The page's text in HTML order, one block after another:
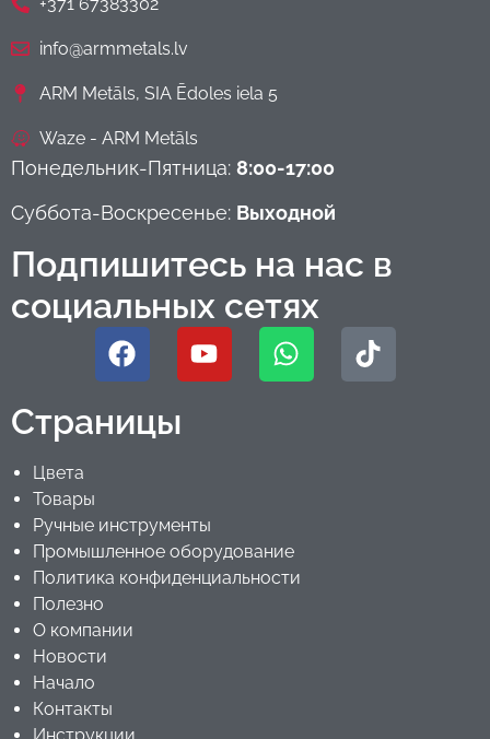
info@armmetals.lv
ARM Metāls, SIA Ēdoles iela 5
Waze - ARM Metāls
Понедельник-Пятница: 8:00-17:00
Суббота-Воскресенье: Выходной
Подпишитесь на нас в
социальных сетях
Страницы
Цвета
Товары
Ручные инструменты
Промышленное оборудование
Политика конфиденциальности
Полезно
О компании
Новости
Начало
Контакты
Инструкции